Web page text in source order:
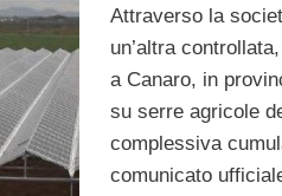
Attraverso la
un’altra
a Canaro, in
su serre agricole
complessiva
comunicato